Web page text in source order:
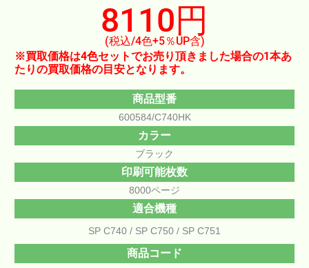
8110円
(税込/4色+5％UP含)
※買取価格は4色セットでお売り頂きました場合の1本あ
たりの買取価格の目安となります。
商品型番
600584/C740HK
カラー
ブラック
印刷可能枚数
8000ページ
適合機種
SP C740 SP C750 SP C751
商品コード